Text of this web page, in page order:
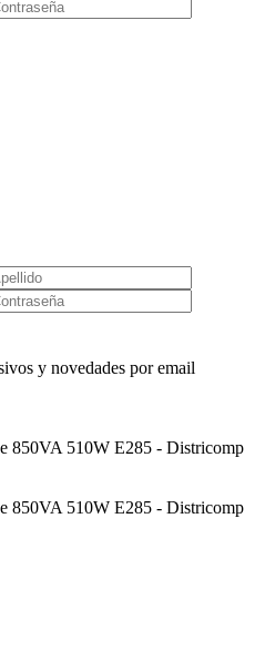
y novedades por email